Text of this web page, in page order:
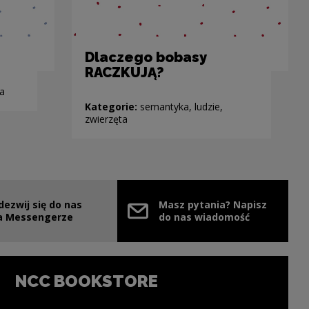
Dlaczego bobasy
RACZKUJĄ?
Kategorie: semantyka, ludzie,
zwierzęta
się do nas
Messengerze
link will open in a new window
Masz pytania? Napisz
do nas wiadomość
NCC BOOKSTORE